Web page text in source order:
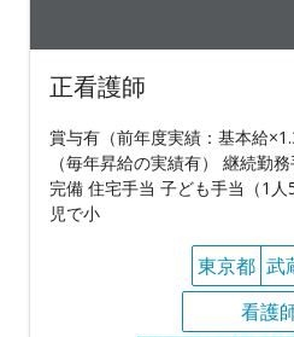
正看護師
賞与有（前年度実績：基本給
（毎年昇給の実績有） 継続勤
完備 住宅手当 子ども手当（1
児で小
東京都 武
看護